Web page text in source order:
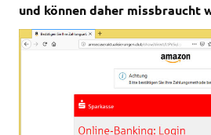
und können daher missbraucht